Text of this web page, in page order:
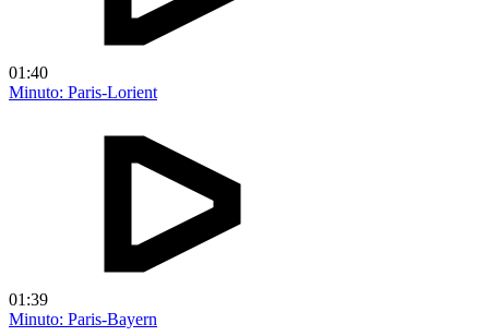
01:40
Minuto: Paris-Lorient
01:39
Minuto: Paris-Bayern